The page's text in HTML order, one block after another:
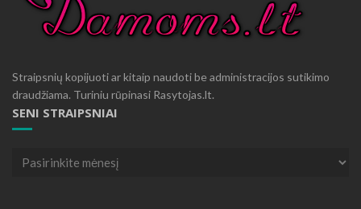
Straipsnių kopijuoti ar kitaip naudoti be administracijos sutikimo
draudžiama. Turiniu rūpinasi Rasytojas.lt.
SENI STRAIPSNIAI
Seni